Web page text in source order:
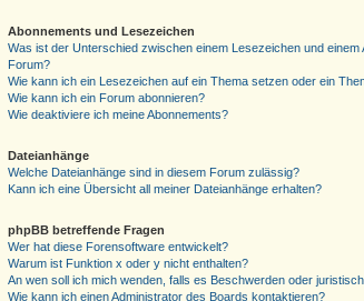
Abonnements und Lesezeichen
Was ist der Unterschied zwischen einem Lesezeichen und
Forum?
Wie kann ich ein Lesezeichen auf ein Thema setzen oder ein
Wie kann ich ein Forum abonnieren?
Wie deaktiviere ich meine Abonnements?
Dateianhänge
Welche Dateianhänge sind in diesem Forum zulässig?
Kann ich eine Übersicht all meiner Dateianhänge erhalten?
phpBB betreffende Fragen
Wer hat diese Forensoftware entwickelt?
Warum ist Funktion x oder y nicht enthalten?
An wen soll ich mich wenden, falls es Beschwerden oder
Wie kann ich einen Administrator des Boards kontaktieren?